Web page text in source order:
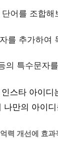
어를 조합해
를 추가하여
의 특수문자
스타 아이
만의 아이
력 개선에 효